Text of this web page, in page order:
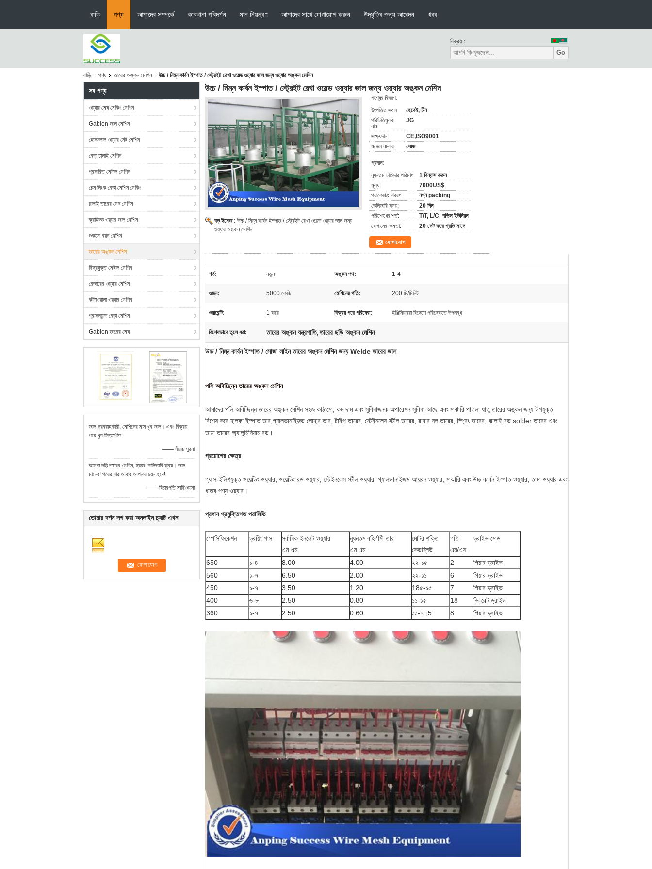
বাড়ি পণ্য আমাদের সম্পর্কে কারখানা পরিদর্শন মান নিয়ন্ত্রণ আমাদের সাথে যোগাযোগ করুন উদ্ধৃতির জন্য আবেদন খবর
বিক্রয়：
Go
বাড়ি পণ্য তারের অঙ্কন মেশিন উচ্চ / নিম্ন কার্বন ইস্পাত / স্ট্রেইট রেখা ওয়েল্ড ওয়্যার জাল জন্য ওয়্যার অঙ্কন মেশিন
সব পণ্য
ওয়্যার মেষ মেকিং মেশিন
Gabion জাল মেশিন
হেক্সনলাল ওয়্যার নেট মেশিন
বেড়া ঢালাই মেশিন
প্রসারিত মেটাল মেশিন
চেন লিংক বেড়া মেশিন মেকিং
ঢালাই তারের মেষ মেশিন
ক্রাইফ্ড ওয়্যার জাল মেশিন
শুকনো বয়ন মেশিন
তারের অঙ্কন মেশিন
ছিদ্রযুক্ত মেটাল মেশিন
রেজারের ওয়্যার মেশিন
কাঁটাওয়ালা ওয়্যার মেশিন
গ্রাসল্যান্ড বেড়া মেশিন
Gabion তারের মেষ
ভাল সরবরাহকারী, মেশিনের মান খুব ভাল। এবং বিক্রয়
পরে খুব চিন্তাশীল
—— ধীরজ সুরনা
আমরা দড়ি তারের মেশিন, দ্রুত ডেলিভারি ক্রয়। ভাল
মানের! পরের বার আবার আপনার চয়ন হবে!
—— বিচারপতি মাছিওয়ানা
তোমার দর্শন লগ করা অনলাইন চ্যাট এখন
উচ্চ / নিম্ন কার্বন ইস্পাত / স্ট্রেইট রেখা ওয়েল্ড ওয়্যার জাল জন্য ওয়্যার অঙ্কন মেশিন
বড় ইমেজ : উচ্চ / নিম্ন কার্বন ইস্পাত / স্ট্রেইট রেখা ওয়েল্ড ওয়্যার জাল জন্য
ওয়্যার অঙ্কন মেশিন
পণ্যের বিবরণ:
উৎপত্তি স্থল:
হেবেই, চীন
পরিচিতিমুলক
নাম:
JG
সাক্ষ্যদান:
CE,ISO9001
মডেল নম্বার:
সোজা
প্রদান:
ন্যূনতম চাহিদার পরিমাণ: 1 বিন্যাস করুন
মূল্য:
7000US$
প্যাকেজিং বিবরণ:
নগ্ন packing
ডেলিভারি সময়:
20 দিন
পরিশোধের শর্ত:
T/T, L/C, পশ্চিম ইউনিয়ন
যোগানের ক্ষমতা:
20 সেট করে প্রতি মাসে
যোগাযোগ
শর্ত: নতুন অঙ্কন পথ: 1-4
ওজন: 5000 কেজি মেশিনের গতি: 200 মি/মিনিট
ওয়ারেন্টি: 1 বছর বিক্রয় পরে পরিষেবা: ইঞ্জিনিয়াররা বিদেশে পরিষেবাতে উপলব্ধ
বিশেষভাবে তুলে ধরা: তারের অঙ্কন যন্ত্রপাতি,তারের ছড়ি অঙ্কন মেশিন
উচ্চ / নিম্ন কার্বন ইস্পাত / সোজা লাইন তারের অঙ্কন মেশিন জন্য Welde তারের জাল
পলি অবিচ্ছিন্ন তারের অঙ্কন মেশিন
আমাদের পলি অবিচ্ছিন্ন তারের অঙ্কন মেশিন সহজ কাঠামো, কম দাম এবং সুবিধাজনক অপারেশন সুবিধা আছে এবং মাঝারি পাতলা ধাতু তারের অঙ্কন জন্য উপযুক্ত,
বিশেষ করে হালকা ইস্পাত তার,গ্যালভানাইজড লোহার তার, টাইপ তারের, স্টেইনলেস স্টীল তারের, রাবার নল তারের, স্প্রিং তারের, ঝালাই রড solder তারের এবং
তামা তারের অ্যালুমিনিয়াম রড।
প্রয়োগের ক্ষেত্র
গ্যাস-ইলিশযুক্ত ওয়েল্ডিং ওয়্যার, ওয়েল্ডিং রড ওয়্যার, স্টেইনলেস স্টীল ওয়্যার, গ্যালভানাইজড আয়রন ওয়্যার, মাঝারি এবং উচ্চ কার্বন ইস্পাত ওয়্যার, তামা ওয়্যার এবং
ধাতব পণ্য ওয়্যার।
প্রধান প্রযুক্তিগত পরামিতি
স্পেসিফিকেশন ড্রয়িং পাস
সর্বাধিক ইনলেট ওয়্যার
এম এম
ন্যূনতম বহির্গামী তার
এম এম
মোটর শক্তি
কেডব্লিউ
গতি
এম/এস
ড্রাইভ মোড
650 ১-৪ 8.00 4.00 ২২-১৫ 2
গিয়ার ড্রাইভ
560
১-৭ 6.50 2.00 ২২-১১ 6
গিয়ার ড্রাইভ
450
১-৭ 3.50 1.20 18৫-১৫ 7
গিয়ার ড্রাইভ
400
৬-৮ 2.50 0.80 ১১-১৫ 18
ভি-বেল্ট ড্রাইভ
360
১-৭ 2.50 0.60 ১১-৭।5 8 গিয়ার ড্রাইভ